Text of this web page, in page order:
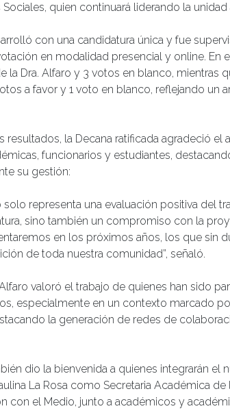
Sociales, quien continuará liderando la
con una candidatura única y fue
en modalidad presencial y online. En
la Dra. Alfaro y 3 votos en blanco, mientras
a favor y 1 voto en blanco, reflejando un
resultados, la Decana ratificada agradeció
funcionarios y estudiantes,
su gestión:
solo representa una evaluación positiva del
sino también un compromiso con la
en los próximos años, los que sin
de toda nuestra comunidad”, señaló.
valoró el trabajo de quienes han sido
especialmente en un contexto marcado
la generación de redes de
dio la bienvenida a quienes integrarán el
La Rosa como Secretaria Académica
con el Medio, junto a académicos y